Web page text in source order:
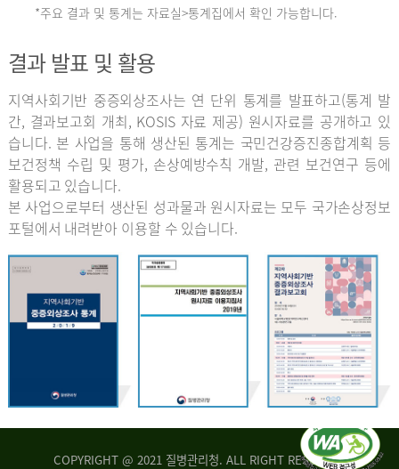
*주요 결과 및 통계는 자료실>통계집에서 확인 가능합니다.
결과 발표 및 활용
지역사회기반 중증외상조사는 연 단위 통계를 발표하고(통계 발
간, 결과보고회 개최, KOSIS 자료 제공) 원시자료를 공개하고 있
습니다. 본 사업을 통해 생산된 통계는 국민건강증진종합계획 등
보건정책 수립 및 평가, 손상예방수칙 개발, 관련 보건연구 등에
활용되고 있습니다.
본 사업으로부터 생산된 성과물과 원시자료는 모두 국가손상정보
포털에서 내려받아 이용할 수 있습니다.
COPYRIGHT @ 2021 질병관리청. ALL RIGHT RESERVED